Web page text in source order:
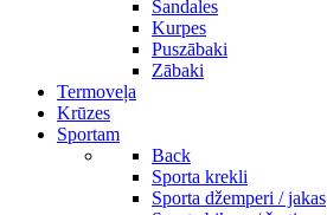
Sandales
Kurpes
Puszābaki
Zābaki
Termoveļa
Krūzes
Sportam
Back
Sporta krekli
Sporta džemperi / jakas